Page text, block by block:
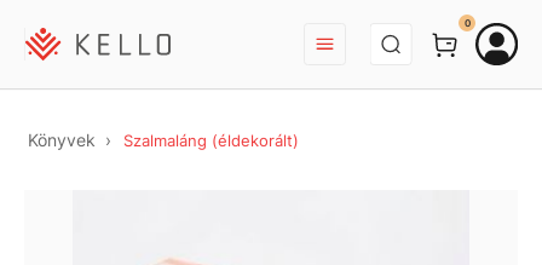
BEJELENTKEZÉS
0
Könyvek Szalmaláng (éldekorált)